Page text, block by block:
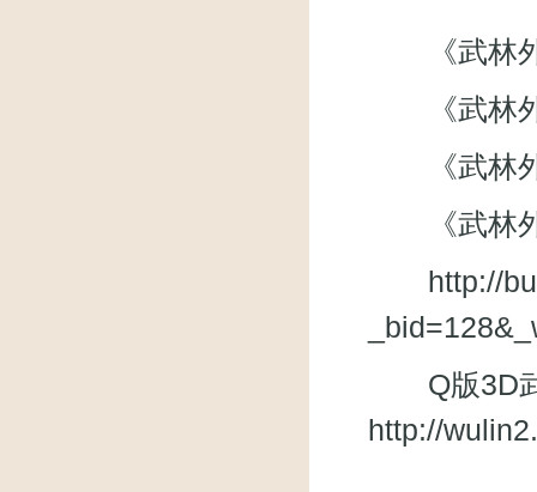
《武林外
《武林外
《武林外
《武林外
http://
Q版3D武
http://